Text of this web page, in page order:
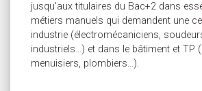
jusqu'aux titulaires du Bac+2 dans
métiers manuels qui demandent une
industrie (électromécaniciens,
industriels...) et dans le bâtiment et TP
menuisiers, plombiers...).